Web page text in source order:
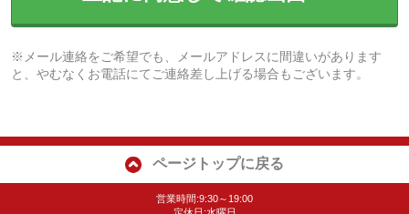
※メール連絡をご希望でも、メールアドレスに間違いがあります
と、やむなくお電話にてご連絡差し上げる場合もございます。
ページトップに戻る
営業時間:9:30～19:00